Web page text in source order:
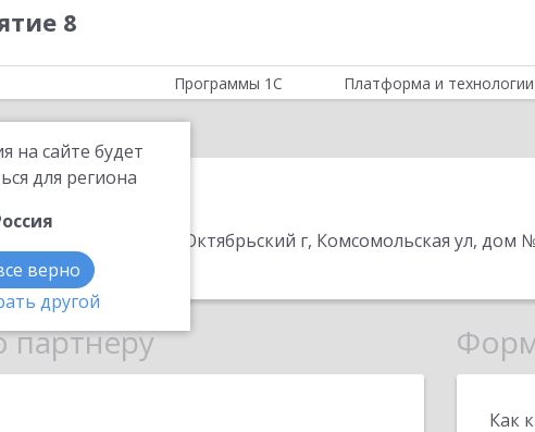
8
на сайте будет
для региона
верно
другой
Программы 1С Платформа и технологии
ИТ
Башкортостан Респ, Октябрьский г, Комсомольская ул,
499-4814
Как